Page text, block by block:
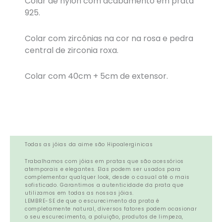
925.
Colar com zircônias na cor na rosa e pedra
central de zirconia roxa.
Colar com 40cm + 5cm de extensor.
Todas as jóias da aime são Hipoalerginicas
Trabalhamos com jóias em pratas que são acessórios
atemporais e elegantes. Elas podem ser usados para
complementar qualquer look, desde o casual até o mais
sofisticado. Garantimos a autenticidade da prata que
utilizamos em todas as nossas jóias.
LEMBRE-SE de que o escurecimento da prata é
completamente natural, diversos fatores podem ocasionar
o seu escurecimento, a poluição, produtos de limpeza,